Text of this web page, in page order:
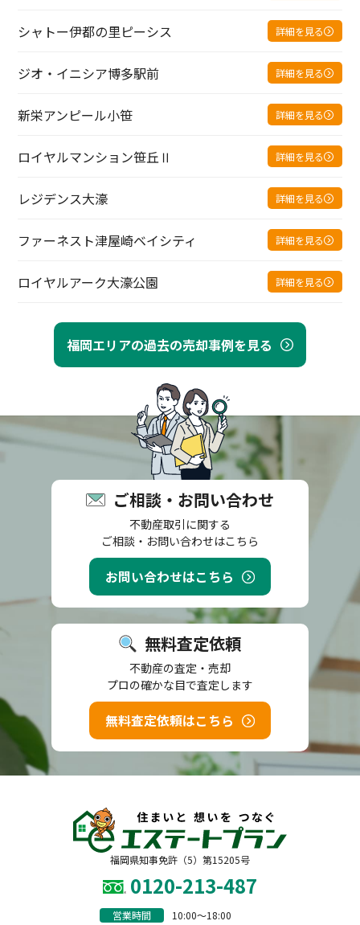
福岡エリアの過去の売却事例を見る
シャトー伊都の里ピーシス 詳細を見る
ジオ・イニシア博多駅前 詳細を見る
新栄アンピール小笹 詳細を見る
ロイヤルマンション笹丘Ⅱ 詳細を見る
レジデンス大濠 詳細を見る
ファーネスト津屋崎ベイシティ 詳細を見る
ロイヤルアーク大濠公園 詳細を見る
ご相談・お問い合わせ
不動産取引に関する
ご相談・お問い合わせはこちら
お問い合わせはこちら
無料査定依頼
不動産の査定・売却
プロの確かな目で査定します
無料査定依頼はこちら
福岡県知事免許（5）第15205号
0120-213-487
営業時間 10:00〜18:00